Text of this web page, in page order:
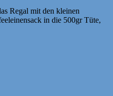
Regal mit den kleinen
in die 500gr Tüte,